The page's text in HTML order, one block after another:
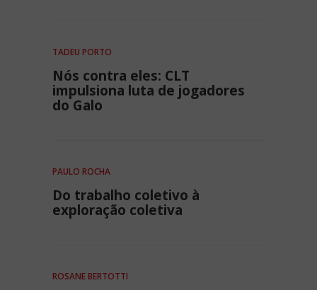
TADEU PORTO
Nós contra eles: CLT
impulsiona luta de jogadores
do Galo
PAULO ROCHA
Do trabalho coletivo à
exploração coletiva
ROSANE BERTOTTI